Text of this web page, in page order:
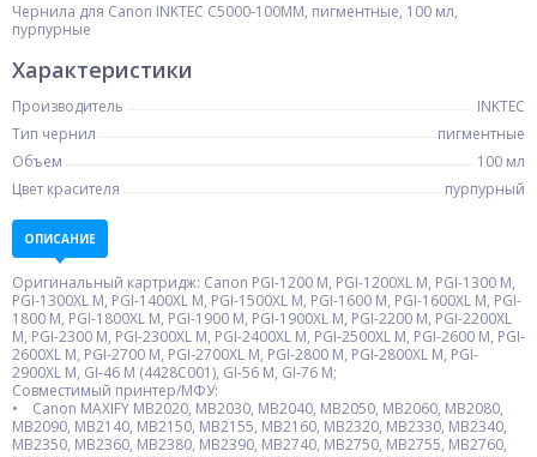
Чернила для Canon INKTEC C5000-100MM, пигментные, 100 мл,
пурпурные
Характеристики
Производитель
INKTEC
Тип чернил
пигментные
Объем
100 мл
Цвет красителя
пурпурный
ОПИСАНИЕ
Оригинальный картридж: Canon PGI-1200 M, PGI-1200XL M, PGI-1300 M,
PGI-1300XL M, PGI-1400XL M, PGI-1500XL M, PGI-1600 M, PGI-1600XL M, PGI-
1800 M, PGI-1800XL M, PGI-1900 M, PGI-1900XL M, PGI-2200 M, PGI-2200XL
M, PGI-2300 M, PGI-2300XL M, PGI-2400XL M, PGI-2500XL M, PGI-2600 M, PGI-
2600XL M, PGI-2700 M, PGI-2700XL M, PGI-2800 M, PGI-2800XL M, PGI-
2900XL M, GI-46 M (4428C001), GI-56 M, GI-76 M;
Совместимый принтер/МФУ:
• Canon MAXIFY MB2020, MB2030, MB2040, MB2050, MB2060, MB2080,
MB2090, MB2140, MB2150, MB2155, MB2160, MB2320, MB2330, MB2340,
MB2350, MB2360, MB2380, MB2390, MB2740, MB2750, MB2755, MB2760,